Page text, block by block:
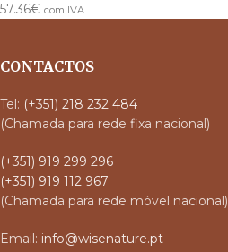
57.36€ com IVA
CONTACTOS
Tel: (+351) 218 232 484
(Chamada para rede fixa nacional)
(+351) 919 299 296
(+351) 919 112 967
(Chamada para rede móvel nacional)
Email: info@wisenature.pt